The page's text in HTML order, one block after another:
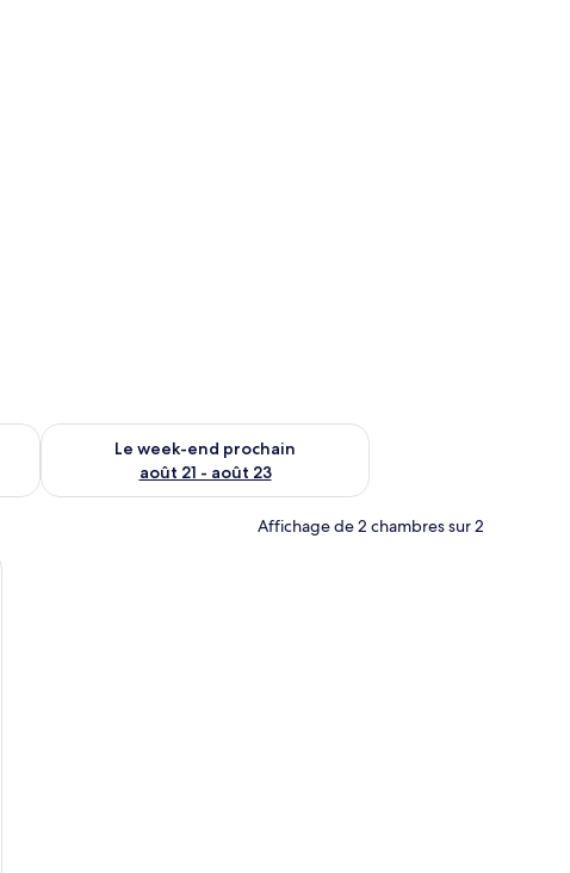
end août 14 - août 16
Le week-end prochain
août 21 - août 23
Vérifier la disponibilité pour le week-end prochain août 21 -
Affichage de 2 chambres sur 2
des poutres apparentes.